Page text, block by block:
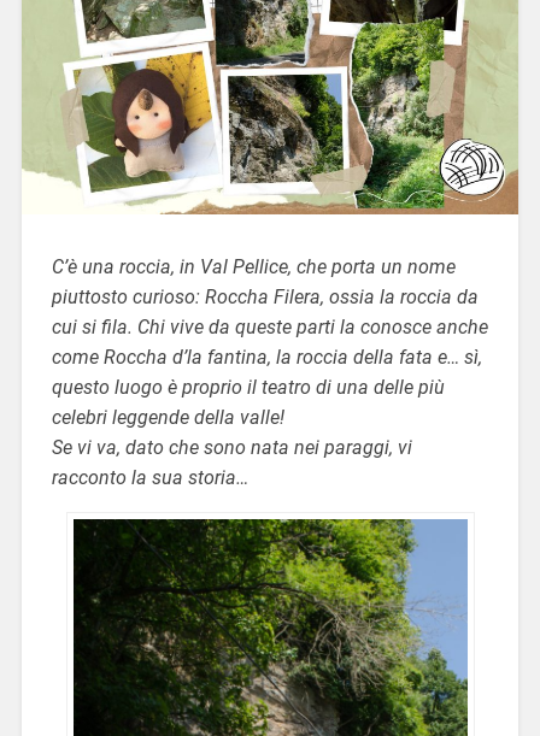
C’è una roccia, in Val Pellice, che porta un nome
piuttosto curioso: Roccha Filera, ossia la roccia da
cui si fila. Chi vive da queste parti la conosce anche
come Roccha d’la fantina, la roccia della fata e… sì,
questo luogo è proprio il teatro di una delle più
celebri leggende della valle!
Se vi va, dato che sono nata nei paraggi, vi
racconto la sua storia…